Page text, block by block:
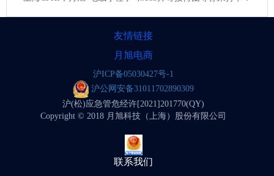
友情链接
月旭电商
沪ICP备05030427号-1
沪公网安备31011702890309
沪(松)应急管危经许[2021]201770(QY)
Copyright © 2018 月旭科技（上海）股份有限公司
联系我们